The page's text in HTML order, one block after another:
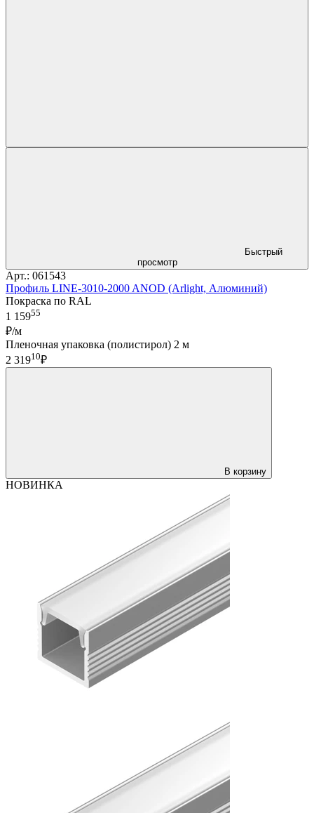
Быстрый
просмотр
Арт.: 061543
Профиль LINE-3010-2000 ANOD (Arlight, Алюминий)
Покраска по RAL
1 15955
₽/м
Пленочная упаковка (полистирол) 2 м
2 31910₽
В корзину
НОВИНКА